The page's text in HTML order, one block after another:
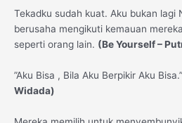
Tekadku sudah kuat. Aku bukan lagi
berusaha mengikuti kemauan
seperti orang lain. (Be Yourself –
”Aku Bisa , Bila Aku Berpikir Aku Bisa.”
Widada)